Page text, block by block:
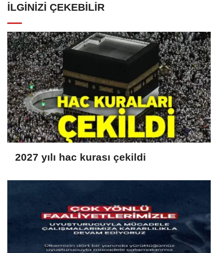
İLGINIZI ÇEKEBILIR
2027 yılı hac kurası çekildi